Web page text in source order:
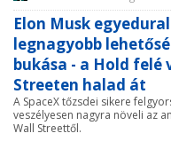
Elon Musk
legnagyobb
bukása - a Hold felé
Streeten halad át
A SpaceX tőzsdei sikere
veszélyesen nagyra növeli az
Wall Streettől.